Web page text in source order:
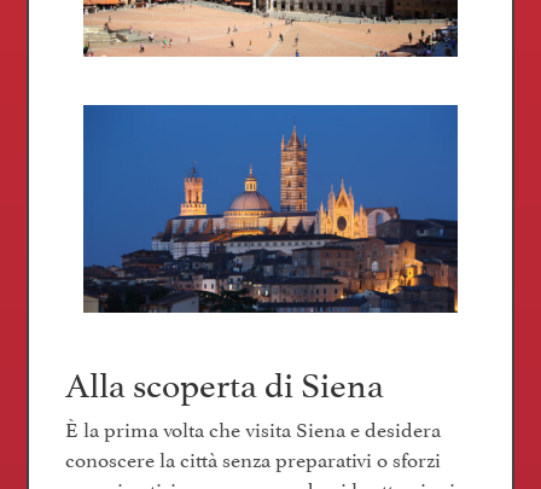
Alla scoperta di Siena
È la prima volta che visita Siena e desidera
conoscere la città senza preparativi o sforzi